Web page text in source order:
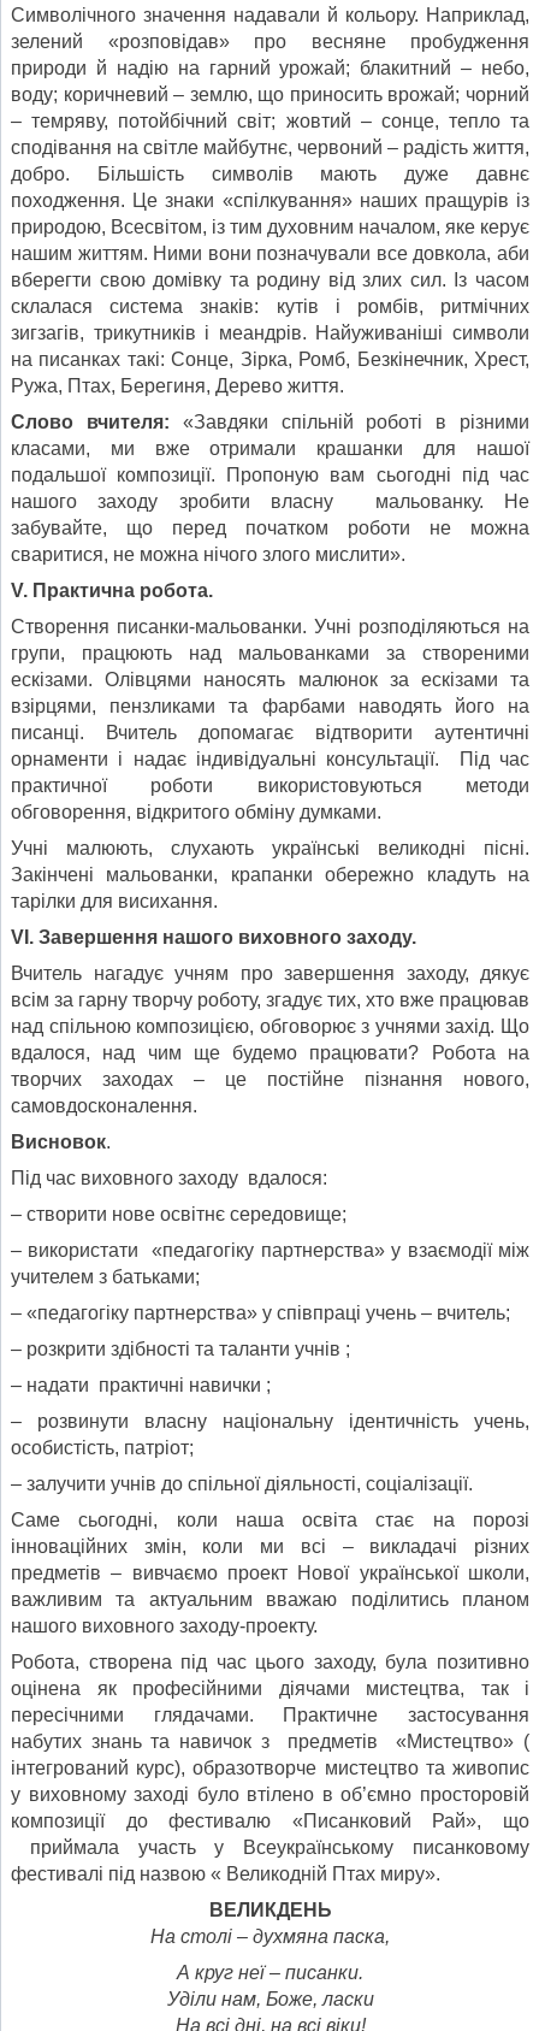
Символічного значення надавали й кольору. Наприклад,
зелений «розповідав» про весняне пробудження
природи й надію на гарний урожай; блакитний – небо,
воду; коричневий – землю, що приносить врожай; чорний
– темряву, потойбічний світ; жовтий – сонце, тепло та
сподівання на світле майбутнє, червоний – радість життя,
добро. Більшість символів мають дуже давнє
походження. Це знаки «спілкування» наших пращурів із
природою, Всесвітом, із тим духовним началом, яке керує
нашим життям. Ними вони позначували все довкола, аби
вберегти свою домівку та родину від злих сил. Із часом
склалася система знаків: кутів і ромбів, ритмічних
зигзагів, трикутників і меандрів. Найуживаніші символи
на писанках такі: Сонце, Зірка, Ромб, Безкінечник, Хрест,
Ружа, Птах, Берегиня, Дерево життя.
Слово вчителя: «Завдяки спільній роботі в різними
класами, ми вже отримали крашанки для нашої
подальшої композиції. Пропоную вам сьогодні під час
нашого заходу зробити власну мальованку. Не
забувайте, що перед початком роботи не можна
сваритися, не можна нічого злого мислити».
V. Практична робота.
Створення писанки-мальованки. Учні розподіляються на
групи, працюють над мальованками за створеними
ескізами. Олівцями наносять малюнок за ескізами та
взірцями, пензликами та фарбами наводять його на
писанці. Вчитель допомагає відтворити аутентичні
орнаменти і надає індивідуальні консультації. Під час
практичної роботи використовуються методи
обговорення, відкритого обміну думками.
Учні малюють, слухають українські великодні пісні.
Закінчені мальованки, крапанки обережно кладуть на
тарілки для висихання.
V І. Завершення нашого виховного заходу.
Вчитель нагадує учням про завершення заходу, дякує
всім за гарну творчу роботу, згадує тих, хто вже працював
над спільною композицією, обговорює з учнями захід. Що
вдалося, над чим ще будемо працювати? Робота на
творчих заходах – це постійне пізнання нового,
самовдосконалення.
Висновок.
Під час виховного заходу вдалося:
– створити нове освітнє середовище;
– використати «педагогіку партнерства» у взаємодії між
учителем з батьками;
– «педагогіку партнерства» у співпраці учень – вчитель;
– розкрити здібності та таланти учнів ;
– надати практичні навички ;
– розвинути власну національну ідентичність учень,
особистість, патріот;
– залучити учнів до спільної діяльності, соціалізації.
Саме сьогодні, коли наша освіта стає на порозі
інноваційних змін, коли ми всі – викладачі різних
предметів – вивчаємо проект Нової української школи,
важливим та актуальним вважаю поділитись планом
нашого виховного заходу-проекту.
Робота, створена під час цього заходу, була позитивно
оцінена як професійними діячами мистецтва, так і
пересічними глядачами. Практичне застосування
набутих знань та навичок з предметів «Мистецтво» (
інтегрований курс), образотворче мистецтво та живопис
у виховному заході було втілено в об’ємно просторовій
композиції до фестивалю «Писанковий Рай», що
приймала участь у Всеукраїнському писанковому
фестивалі під назвою « Великодній Птах миру».
ВЕЛИКДЕНЬ
На столі – духмяна паска,
А круг неї – писанки.
Уділи нам, Боже, ласки
На всі дні, на всі віки!